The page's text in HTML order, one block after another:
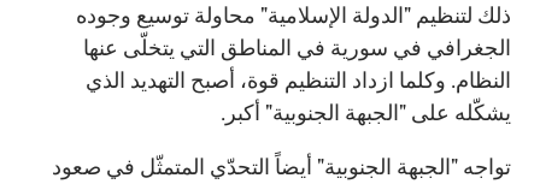
ذلك لتنظيم "الدولة الإسلامية" محاولة توسيع وجوده
الجغرافي في سورية في المناطق التي يتخلّى عنها
النظام. وكلما ازداد التنظيم قوة، أصبح التهديد الذي
يشكّله على "الجبهة الجنوبية" أكبر.
تواجه "الجبهة الجنوبية" أيضاً التحدّي المتمثّل في صعود